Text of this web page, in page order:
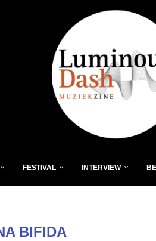
FESTIVAL INTERVIEW
BIFIDA